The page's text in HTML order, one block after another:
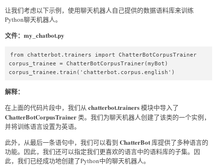
让我们考虑以下示例，使用聊天机器人自己提供的数据语料库来训练
Python聊天机器人。
文件：my_chatbot.py
from chatterbot.trainers import ChatterBotCorpusTrainer
corpus_trainee = ChatterBotCorpusTrainer(myBot)
corpus_trainee.train('chatterbot.corpus.english')
解释：
在上面的代码片段中，我们从 chatterbot.trainers模块中导入了
ChatterBotCorpusTrainer类。我们为聊天机器人创建了该类的一个实例，
并将训练语言设置为英语。
此外，从最后一条语句中，我们可以看到 ChatterBot 库提供了多种语言的
功能。因此，我们还可以指定我们更喜欢的语言中的语料库的子集。因
此，我们已经成功地创建了Python中的聊天机器人。